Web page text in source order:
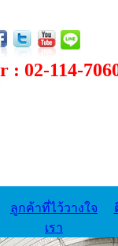
114-
ลูกค้าที่ไว้วางใจ
เรา